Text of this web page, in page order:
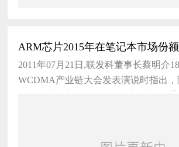
ARM芯片2015年在笔记本市场份
2011年07月21日,联发科董事长蔡明介
WCDMA产业链大会发表演说时指出，